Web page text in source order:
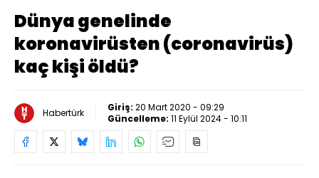
Dünya genelinde
koronavirüsten (coronavirüs)
kaç kişi öldü?
Habertürk Giriş: 20 Mart 2020 - 09:29
Güncelleme: 11 Eylül 2024 - 10:11